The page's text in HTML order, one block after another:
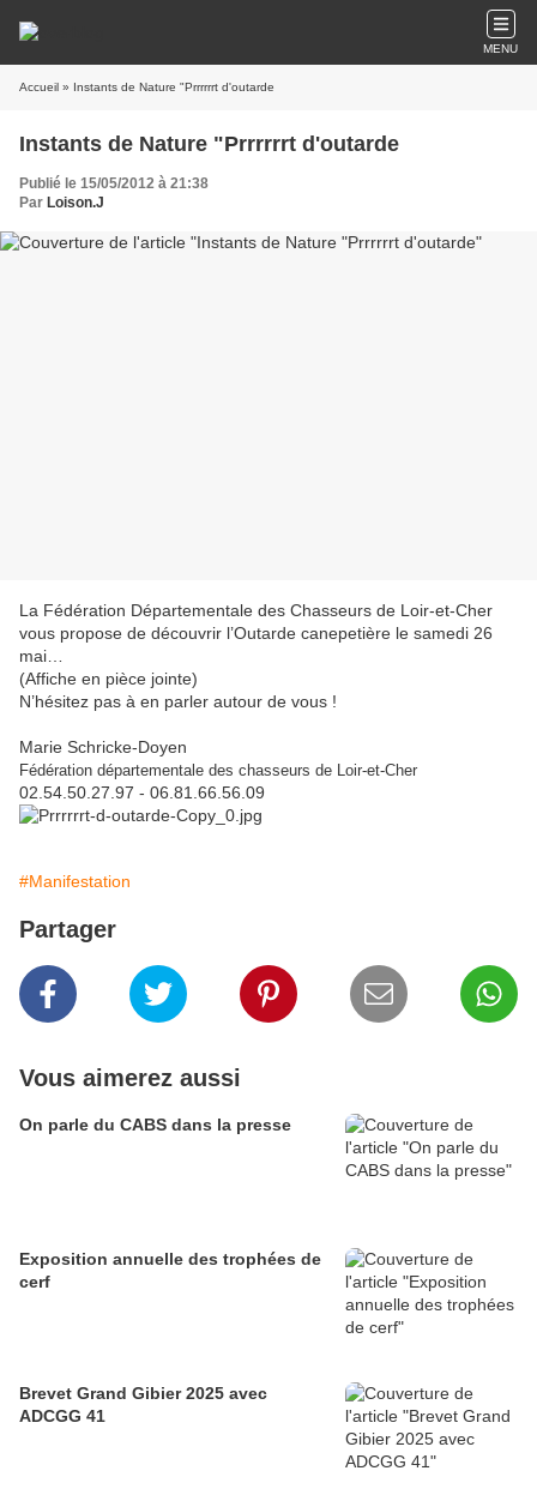
MENU
Accueil » Instants de Nature "Prrrrrrt d'outarde
Instants de Nature "Prrrrrrt d'outarde
Publié le 15/05/2012 à 21:38
Par Loison.J
La Fédération Départementale des Chasseurs de Loir-et-Cher
vous propose de découvrir l’Outarde canepetière le samedi 26
mai…
(Affiche en pièce jointe)
N’hésitez pas à en parler autour de vous !
Marie Schricke-Doyen
Fédération départementale des chasseurs de Loir-et-Cher
02.54.50.27.97 - 06.81.66.56.09
#Manifestation
Partager
Vous aimerez aussi
On parle du CABS dans la presse
Exposition annuelle des trophées de
cerf
Brevet Grand Gibier 2025 avec
ADCGG 41